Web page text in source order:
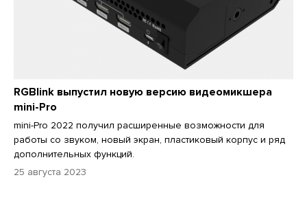
RGBlink выпустил новую версию видеомикшера
mini-Pro
mini-Pro 2022 получил расширенные возможности для
работы со звуком, новый экран, пластиковый корпус и ряд
дополнительных функций.
25 августа 2023